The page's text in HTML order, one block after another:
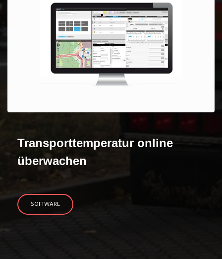
Transporttemperatur online
überwachen
SOFTWARE